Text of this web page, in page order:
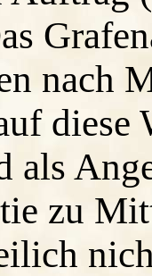
nach
diese
als
zu